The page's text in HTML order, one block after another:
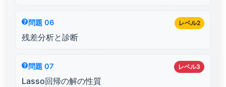
レベル2
問題 06
残差分析と診断
レベル3
問題 07
Lasso回帰の解の性質